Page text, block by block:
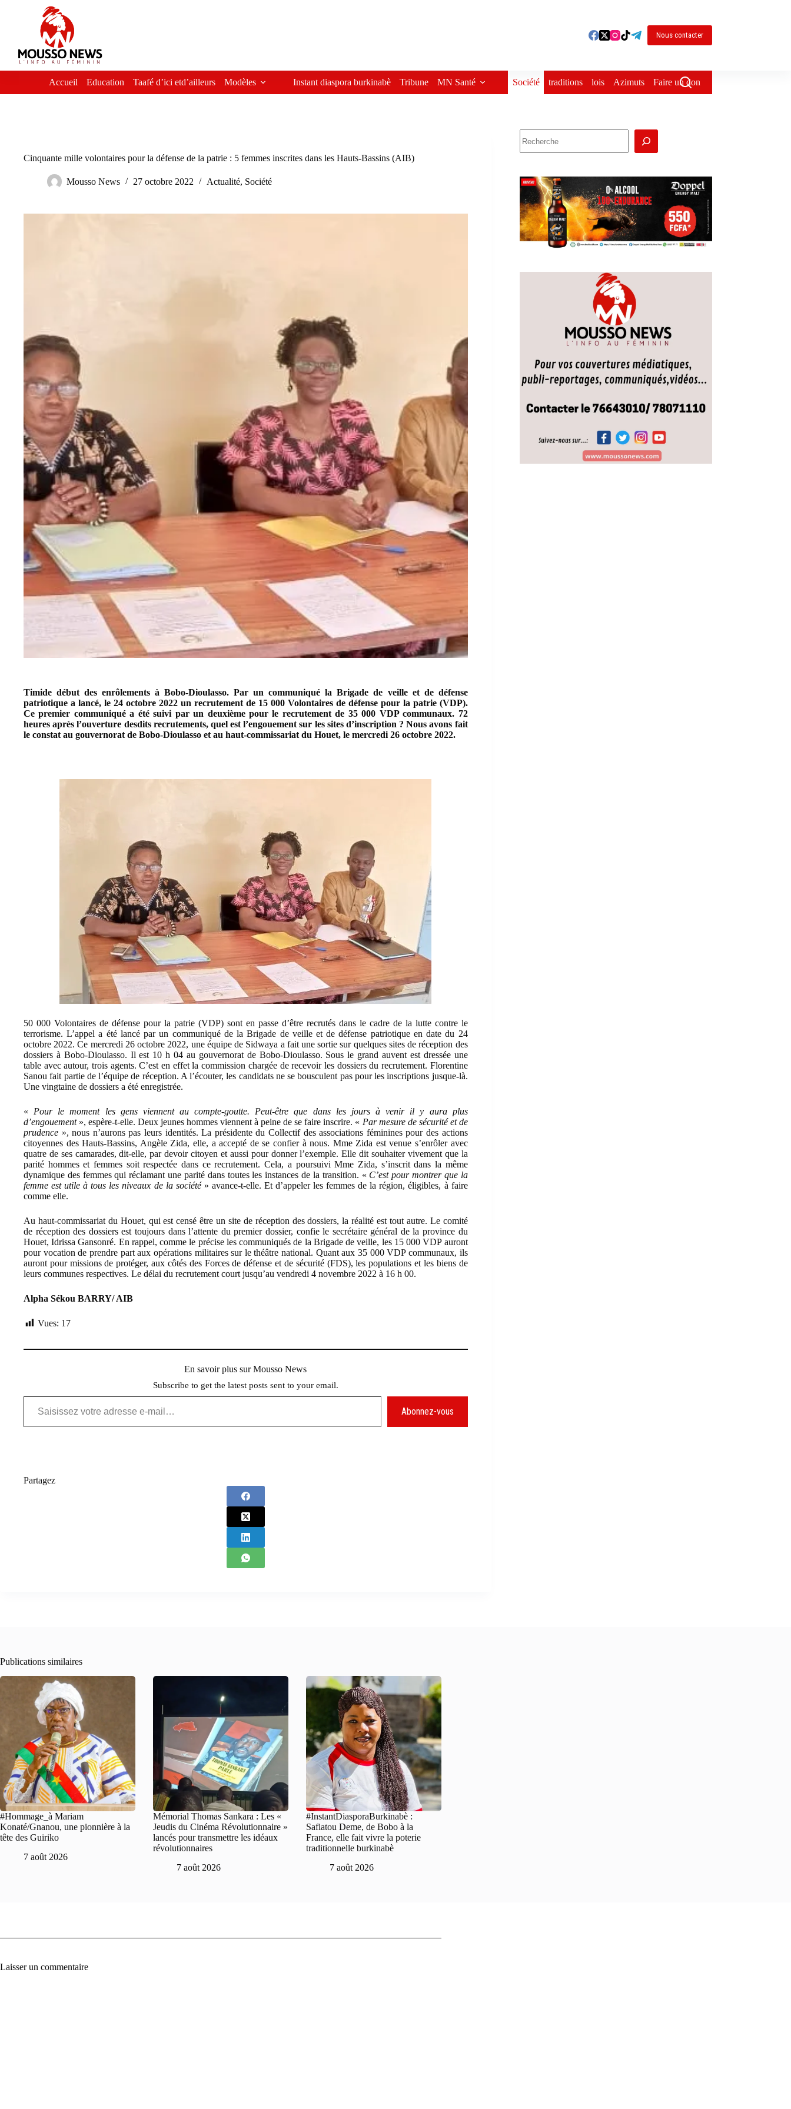
Nous contacter
Accueil Education Taafé d’ici etd’ailleurs Modèles Instant diaspora burkinabè Tribune MN Santé Société traditions lois Azimuts Faire un don
Cinquante mille volontaires pour la défense de la patrie : 5 femmes inscrites dans les Hauts-Bassins (AIB)
Mousso News 27 octobre 2022 Actualité, Société
Timide début des enrôlements à Bobo-Dioulasso.Par un communiqué la Brigade de veille et de défense
patriotique a lancé, le 24 octobre 2022 un recrutement de 15 000 Volontaires de défense pour la patrie (VDP).
Ce premier communiqué a été suivi par un deuxième pour le recrutement de 35 000 VDP communaux. 72
heures après l’ouverture desdits recrutements, quel est l’engouement sur les sites d’inscription ? Nous avons fait
le constat au gouvernorat de Bobo-Dioulasso et au haut-commissariat du Houet, le mercredi 26 octobre 2022.
50 000 Volontaires de défense pour la patrie (VDP) sont en passe d’être recrutés dans le cadre de la lutte contre le
terrorisme. L’appel a été lancé par un communiqué de la Brigade de veille et de défense patriotique en date du 24
octobre 2022. Ce mercredi 26 octobre 2022, une équipe de Sidwaya a fait une sortie sur quelques sites de réception des
dossiers à Bobo-Dioulasso. Il est 10 h 04 au gouvernorat de Bobo-Dioulasso. Sous le grand auvent est dressée une
table avec autour, trois agents. C’est en effet la commission chargée de recevoir les dossiers du recrutement. Florentine
Sanou fait partie de l’équipe de réception. A l’écouter, les candidats ne se bousculent pas pour les inscriptions jusque-là.
Une vingtaine de dossiers a été enregistrée.
« Pour le moment les gens viennent au compte-goutte. Peut-être que dans les jours à venir il y aura plus
d’engouement », espère-t-elle. Deux jeunes hommes viennent à peine de se faire inscrire. « Par mesure de sécurité et de
prudence », nous n’aurons pas leurs identités. La présidente du Collectif des associations féminines pour des actions
citoyennes des Hauts-Bassins, Angèle Zida, elle, a accepté de se confier à nous. Mme Zida est venue s’enrôler avec
quatre de ses camarades, dit-elle, par devoir citoyen et aussi pour donner l’exemple. Elle dit souhaiter vivement que la
parité hommes et femmes soit respectée dans ce recrutement. Cela, a poursuivi Mme Zida, s’inscrit dans la même
dynamique des femmes qui réclamant une parité dans toutes les instances de la transition. « C’est pour montrer que la
femme est utile à tous les niveaux de la société» avance-t-elle. Et d’appeler les femmes de la région, éligibles, à faire
comme elle.
Au haut-commissariat du Houet, qui est censé être un site de réception des dossiers, la réalité est tout autre. Le comité
de réception des dossiers est toujours dans l’attente du premier dossier, confie le secrétaire général de la province du
Houet, Idrissa Gansonré. En rappel, comme le précise les communiqués de la Brigade de veille, les 15 000 VDP auront
pour vocation de prendre part aux opérations militaires sur le théâtre national. Quant aux 35 000 VDP communaux, ils
auront pour missions de protéger, aux côtés des Forces de défense et de sécurité (FDS), les populations et les biens de
leurs communes respectives. Le délai du recrutement court jusqu’au vendredi 4 novembre 2022 à 16 h 00.
Alpha Sékou BARRY/ AIB
Vues: 17
En savoir plus sur Mousso News
Subscribe to get the latest posts sent to your email.
Saisissez votre adresse e-mail…
Abonnez-vous
Partagez
Publications similaires
#Hommage_à Mariam
Konaté/Gnanou, une pionnière à la
tête des Guiriko
7 août 2026
Mémorial Thomas Sankara : Les «
Jeudis du Cinéma Révolutionnaire »
lancés pour transmettre les idéaux
révolutionnaires
7 août 2026
#InstantDiasporaBurkinabè :
Safiatou Deme, de Bobo à la
France, elle fait vivre la poterie
traditionnelle burkinabè
7 août 2026
Laisser un commentaire